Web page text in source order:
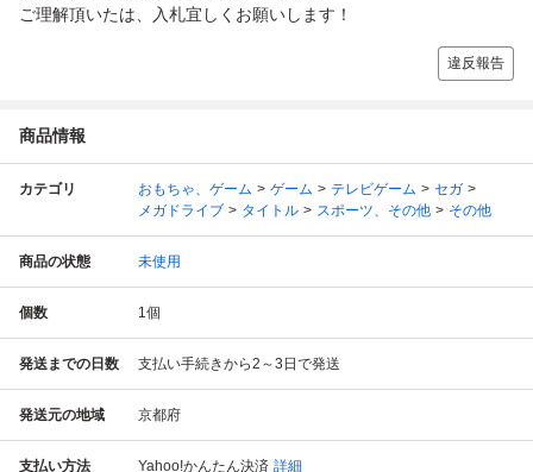
ご理解頂いたは、入札宜しくお願いします！
違反報告
商品情報
カテゴリ おもちゃ、ゲーム ゲーム テレビゲーム
セガ
メガドライブ
タイトル スポーツ、その他 その他
商品の状態 未使用
個数 1個
発送までの日数 支払い手続きから2～3日で発送
発送元の地域 京都府
支払い方法 Yahoo!かんたん決済 詳細